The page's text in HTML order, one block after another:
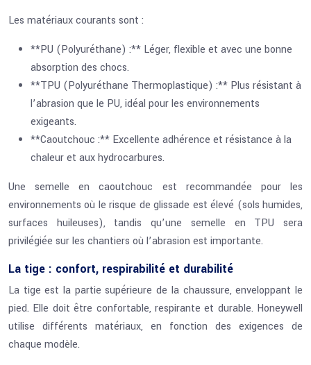
Les matériaux courants sont :
**PU (Polyuréthane) :** Léger, flexible et avec une bonne
absorption des chocs.
**TPU (Polyuréthane Thermoplastique) :** Plus résistant à
l’abrasion que le PU, idéal pour les environnements
exigeants.
**Caoutchouc :** Excellente adhérence et résistance à la
chaleur et aux hydrocarbures.
Une semelle en caoutchouc est recommandée pour les
environnements où le risque de glissade est élevé (sols humides,
surfaces huileuses), tandis qu’une semelle en TPU sera
privilégiée sur les chantiers où l’abrasion est importante.
La tige : confort, respirabilité et durabilité
La tige est la partie supérieure de la chaussure, enveloppant le
pied. Elle doit être confortable, respirante et durable. Honeywell
utilise différents matériaux, en fonction des exigences de
chaque modèle.